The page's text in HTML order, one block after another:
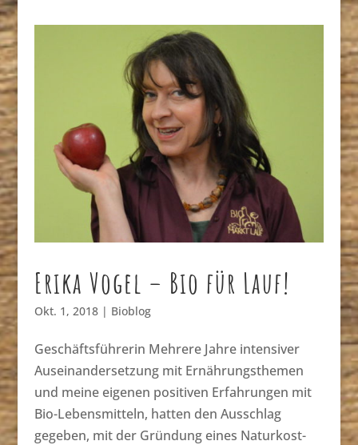
Erika Vogel – Bio für Lauf!
Okt. 1, 2018| Bioblog
Geschäftsführerin Mehrere Jahre intensiver
Auseinandersetzung mit Ernährungsthemen
und meine eigenen positiven Erfahrungen mit
Bio-Lebensmitteln, hatten den Ausschlag
gegeben, mit der Gründung eines Naturkost-